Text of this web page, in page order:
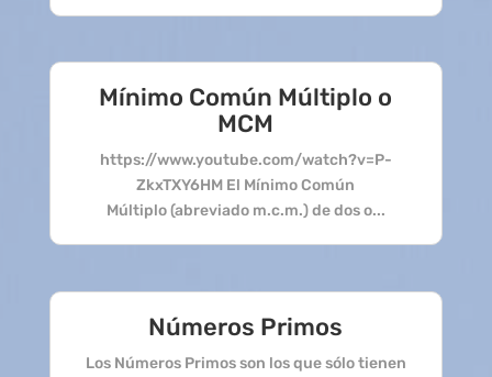
Mínimo Común Múltiplo o
MCM
https://www.youtube.com/watch?v=P-
ZkxTXY6HM El Mínimo Común
Múltiplo (abreviado m.c.m.) de dos o...
Números Primos
Los Números Primos son los que sólo tienen